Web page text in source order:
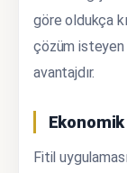
göre oldukça
çözüm isteyen
avantajdır.
Fitil